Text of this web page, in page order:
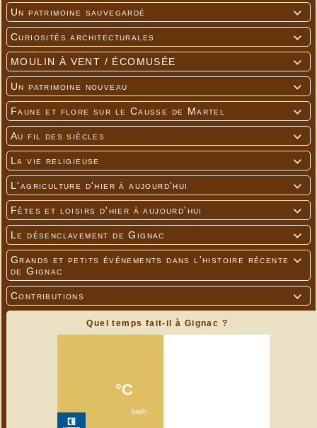

Un patrimoine sauvegardé

Curiosités architecturales

MOULIN À VENT / ÉCOMUSÉE

Un patrimoine nouveau

Faune et flore sur le Causse de Martel

Au fil des siècles

La vie religieuse

L'agriculture d'hier à aujourd'hui

Fêtes et loisirs d'hier à aujourd'hui

Le désenclavement de Gignac

Grands et petits événements dans l'histoire récente
de Gignac

Contributions
Quel temps fait-il à Gignac ?